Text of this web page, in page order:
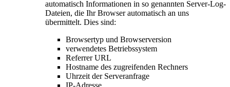
automatisch Informationen in so genannten Server-Log-
Dateien, die Ihr Browser automatisch an uns
übermittelt. Dies sind:
Browsertyp und Browserversion
verwendetes Betriebssystem
Referrer URL
Hostname des zugreifenden Rechners
Uhrzeit der Serveranfrage